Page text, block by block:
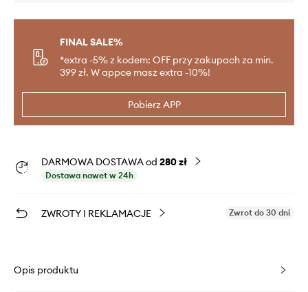
FINAL SALE%
*extra -5% z kodem: OFF przy zakupach za min.
399 zł. W appce masz extra -10%!
Pobierz APP
DARMOWA DOSTAWA od 280 zł
Dostawa nawet w 24h
ZWROTY I REKLAMACJE Zwrot do 30 dni
Opis produktu